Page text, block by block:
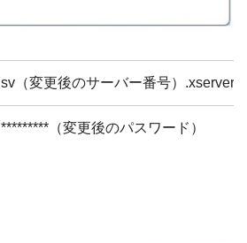
sv（変更後のサーバー番号）
*********（変更後のパスワード）